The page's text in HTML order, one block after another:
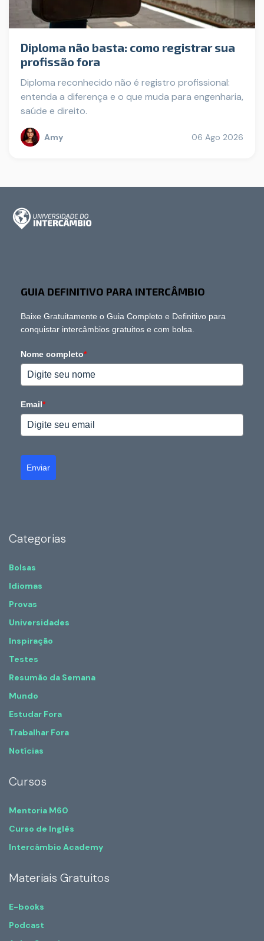
Diploma não basta: como registrar sua
profissão fora
Diploma reconhecido não é registro profissional:
entenda a diferença e o que muda para engenharia,
saúde e direito.
Amy 06 Ago 2026
GUIA DEFINITIVO PARA INTERCÂMBIO
Baixe Gratuitamente o Guia Completo e Definitivo para
conquistar intercâmbios gratuitos e com bolsa.
Nome completo*
Email*
Enviar
Categorias
Bolsas
Idiomas
Provas
Universidades
Inspiração
Testes
Resumão da Semana
Mundo
Estudar Fora
Trabalhar Fora
Notícias
Cursos
Mentoria M60
Curso de Inglês
Intercâmbio Academy
Materiais Gratuitos
E-books
Podcast